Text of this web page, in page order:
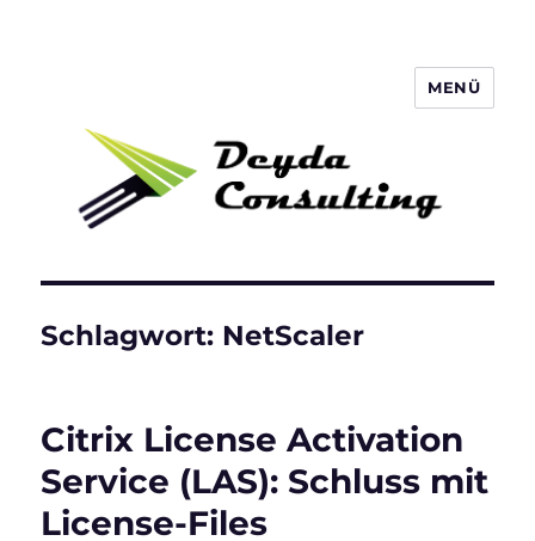
MENÜ
Schlagwort: NetScaler
Citrix License Activation
Service (LAS): Schluss mit
License-Files